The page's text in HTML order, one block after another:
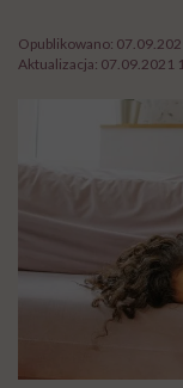
Opublikowano:
Aktualizacja: 07.09.2021